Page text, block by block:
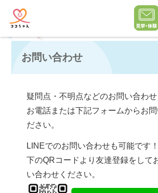
お問い合わせ
疑問点・不明点などのお問い合わせ
お電話または下記フォームからお問
ださい。
LINEでのお問い合わせも可能です！
下のQRコードより友達登録をして
い合わせください。